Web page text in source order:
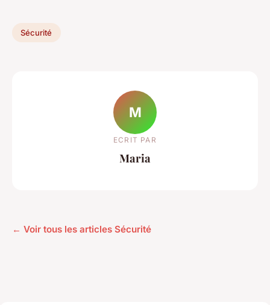
Sécurité
M
ECRIT PAR
Maria
← Voir tous les articles Sécurité